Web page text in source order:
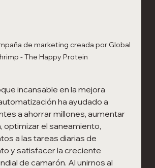
de marketing creada por Global
- The Happy Protein
incansable en la mejora
ha ayudado a
a ahorrar millones, aumentar
optimizar el saneamiento,
a las tareas diarias de
y satisfacer la creciente
de camarón. Al unirnos al